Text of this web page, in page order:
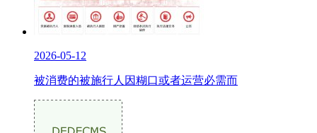
2026-05-12
被消费的被施行人因糊口或者运营必需而